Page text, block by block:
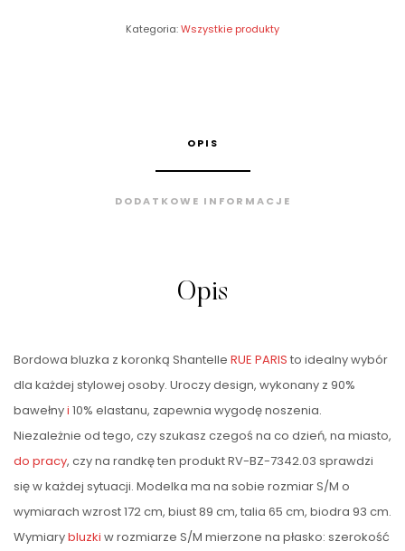
Kategoria:Wszystkie produkty
OPIS
DODATKOWE INFORMACJE
Opis
Bordowa bluzka z koronką Shantelle RUE PARIS to idealny wybór
dla każdej stylowej osoby. Uroczy design, wykonany z 90%
bawełnyi 10% elastanu, zapewnia wygodę noszenia.
Niezależnie od tego, czy szukasz czegoś na co dzień, na miasto,
do pracy, czy na randkę ten produkt RV-BZ-7342.03 sprawdzi
się w każdej sytuacji. Modelka ma na sobie rozmiar S/M o
wymiarach wzrost 172 cm, biust 89 cm, talia 65 cm, biodra 93 cm.
Wymiarybluzki w rozmiarze S/M mierzone na płasko: szerokość